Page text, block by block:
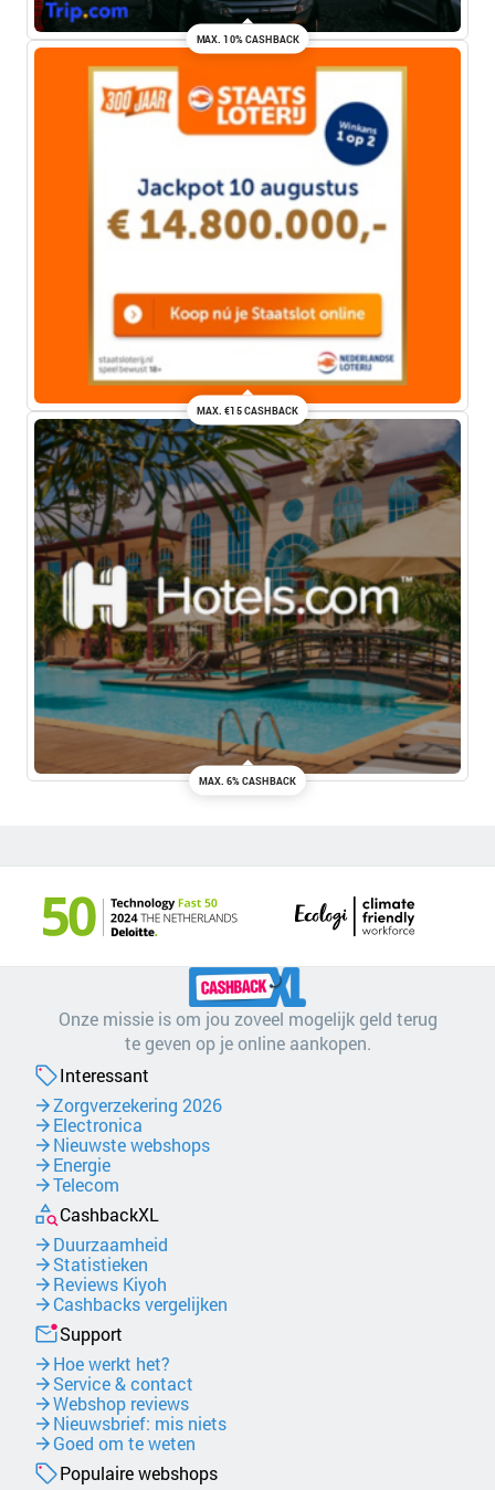
MAX. 10% CASHBACK
MAX. €15 CASHBACK
MAX. 6% CASHBACK
Onze missie is om jou zoveel mogelijk geld terug
te geven op je online aankopen.
Interessant
Zorgverzekering 2026
Electronica
Nieuwste webshops
Energie
Telecom
CashbackXL
Duurzaamheid
Statistieken
Reviews Kiyoh
Cashbacks vergelijken
Support
Hoe werkt het?
Service & contact
Webshop reviews
Nieuwsbrief: mis niets
Goed om te weten
Populaire webshops